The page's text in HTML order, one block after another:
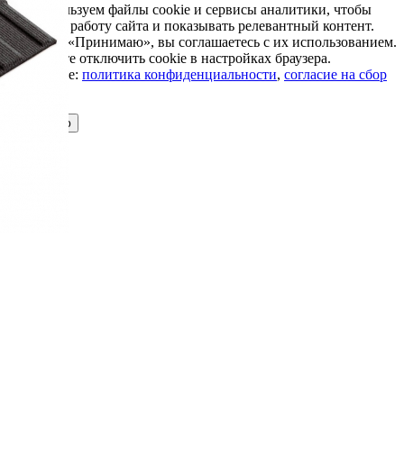
Мы используем файлы cookie и сервисы аналитики, чтобы
улучшить работу сайта и показывать релевантный контент.
Нажимая «Принимаю», вы соглашаетесь с их использованием.
Вы можете отключить cookie в настройках браузера.
Подробнее: политика конфиденциальности, согласие на сбор
Принимаю